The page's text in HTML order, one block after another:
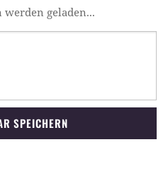
geladen...
SPEICHERN